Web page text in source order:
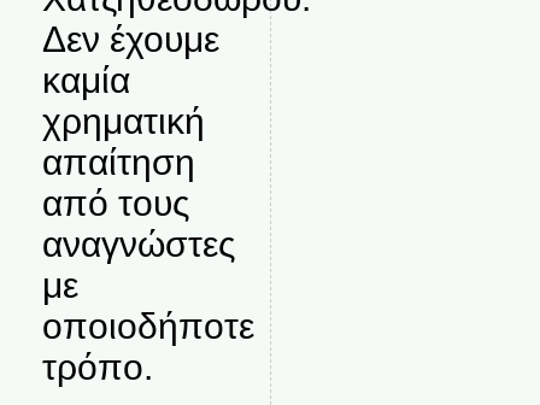
Δεν έχουμε
καμία
χρηματική
απαίτηση
από τους
αναγνώστες
με
οποιοδήποτε
τρόπο.